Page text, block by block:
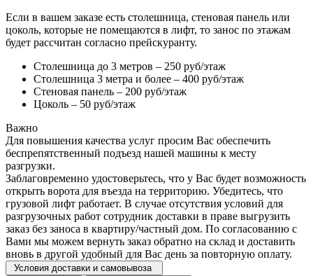
Если в вашем заказе есть столешница, стеновая панель или
цоколь, которые не помещаются в лифт, то занос по этажам
будет рассчитан согласно прейскуранту.
Столешница до 3 метров – 250 руб/этаж
Столешница 3 метра и более – 400 руб/этаж
Стеновая панель – 200 руб/этаж
Цоколь – 50 руб/этаж
Важно
Для повышения качества услуг просим Вас обеспечить
беспрепятственный подъезд нашей машины к месту
разгрузки.
Заблаговременно удостоверьтесь, что у Вас будет возможность
открыть ворота для въезда на территорию. Убедитесь, что
грузовой лифт работает. В случае отсутствия условий для
разгрузочных работ сотрудник доставки в праве выгрузить
заказ без заноса в квартиру/частный дом. По согласованию с
Вами мы можем вернуть заказ обратно на склад и доставить
вновь в другой удобный для Вас день за повторную оплату.
Условия доставки и самовывоза